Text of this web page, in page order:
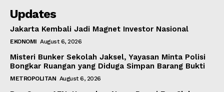
Updates
Jakarta Kembali Jadi Magnet Investor Nasional
EKONOMI August 6, 2026
Misteri Bunker Sekolah Jaksel, Yayasan Minta Polisi
Bongkar Ruangan yang Diduga Simpan Barang Bukti
METROPOLITAN August 6, 2026